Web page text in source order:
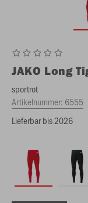
JAKO Long
sportrot
Artikelnummer: 6555
Lieferbar bis 2026